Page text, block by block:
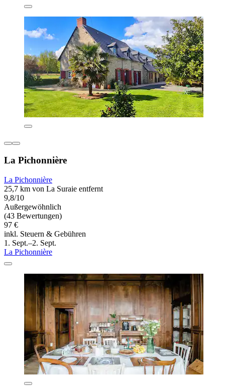
La Pichonnière
La Pichonnière
25,7 km von La Suraie entfernt
9,8/10
Außergewöhnlich
(43 Bewertungen)
97 €
inkl. Steuern & Gebühren
1. Sept.–2. Sept.
La Pichonnière